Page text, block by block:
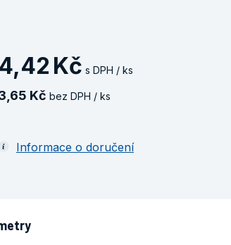
4,42 Kč s DPH / ks
65 Kč bez DPH / ks
Informace o doručení